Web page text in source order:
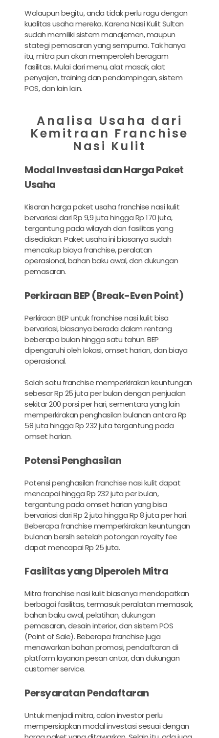
Walaupun begitu, anda tidak perlu ragu dengan
kualitas usaha mereka. Karena Nasi Kulit Sultan
sudah memiliki sistem manajemen, maupun
stategi pemasaran yang sempurna. Tak hanya
itu, mitra pun akan memperoleh beragam
fasilitas. Mulai dari menu, alat masak, alat
penyajian, training dan pendampingan, sistem
POS, dan lain lain.
Analisa Usaha dari
Kemitraan Franchise
Nasi Kulit
Modal Investasi dan Harga Paket
Usaha
Kisaran harga paket usaha franchise nasi kulit
bervariasi dari Rp 9,9 juta hingga Rp 170 juta,
tergantung pada wilayah dan fasilitas yang
disediakan. Paket usaha ini biasanya sudah
mencakup biaya franchise, peralatan
operasional, bahan baku awal, dan dukungan
pemasaran.
Perkiraan BEP (Break-Even Point)
Perkiraan BEP untuk franchise nasi kulit bisa
bervariasi, biasanya berada dalam rentang
beberapa bulan hingga satu tahun. BEP
dipengaruhi oleh lokasi, omset harian, dan biaya
operasional.
Salah satu franchise memperkirakan keuntungan
sebesar Rp 25 juta per bulan dengan penjualan
sekitar 200 porsi per hari, sementara yang lain
memperkirakan penghasilan bulanan antara Rp
58 juta hingga Rp 232 juta tergantung pada
omset harian.
Potensi Penghasilan
Potensi penghasilan franchise nasi kulit dapat
mencapai hingga Rp 232 juta per bulan,
tergantung pada omset harian yang bisa
bervariasi dari Rp 2 juta hingga Rp 8 juta per hari.
Beberapa franchise memperkirakan keuntungan
bulanan bersih setelah potongan royalty fee
dapat mencapai Rp 25 juta.
Fasilitas yang Diperoleh Mitra
Mitra franchise nasi kulit biasanya mendapatkan
berbagai fasilitas, termasuk peralatan memasak,
bahan baku awal, pelatihan, dukungan
pemasaran, desain interior, dan sistem POS
(Point of Sale). Beberapa franchise juga
menawarkan bahan promosi, pendaftaran di
platform layanan pesan antar, dan dukungan
customer service.
Persyaratan Pendaftaran
Untuk menjadi mitra, calon investor perlu
mempersiapkan modal investasi sesuai dengan